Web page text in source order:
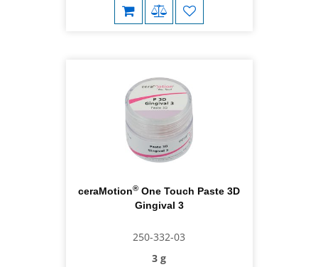
ceraMotion® One Touch Paste 3D
Gingival 3
250-332-03
3 g